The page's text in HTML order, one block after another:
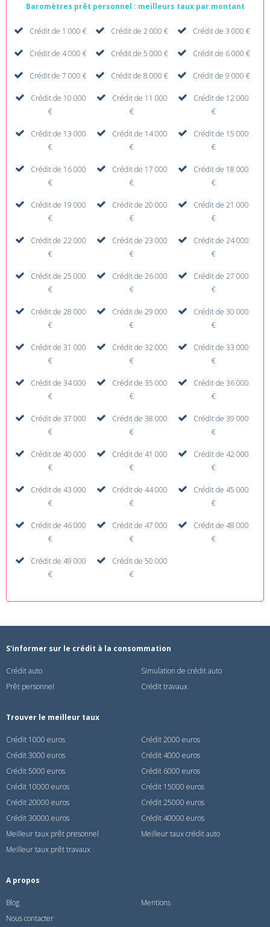
Baromètres prêt personnel : meilleurs taux par montant
Crédit de 1 000 € Crédit de 2 000 € Crédit de 3 000 €
Crédit de 4 000 € Crédit de 5 000 € Crédit de 6 000 €
Crédit de 7 000 € Crédit de 8 000 € Crédit de 9 000 €
Crédit de 10 000
€
Crédit de 11 000
€
Crédit de 12 000
€
Crédit de 13 000
€
Crédit de 14 000
€
Crédit de 15 000
€
Crédit de 16 000
€
Crédit de 17 000
€
Crédit de 18 000
€
Crédit de 19 000
€
Crédit de 20 000
€
Crédit de 21 000
€
Crédit de 22 000
€
Crédit de 23 000
€
Crédit de 24 000
€
Crédit de 25 000
€
Crédit de 26 000
€
Crédit de 27 000
€
Crédit de 28 000
€
Crédit de 29 000
€
Crédit de 30 000
€
Crédit de 31 000
€
Crédit de 32 000
€
Crédit de 33 000
€
Crédit de 34 000
€
Crédit de 35 000
€
Crédit de 36 000
€
Crédit de 37 000
€
Crédit de 38 000
€
Crédit de 39 000
€
Crédit de 40 000
€
Crédit de 41 000
€
Crédit de 42 000
€
Crédit de 43 000
€
Crédit de 44 000
€
Crédit de 45 000
€
Crédit de 46 000
€
Crédit de 47 000
€
Crédit de 48 000
€
Crédit de 49 000
€
Crédit de 50 000
€
S'informer sur le crédit à la consommation
Crédit auto
Simulation de crédit auto
Prêt personnel
Crédit travaux
Trouver le meilleur taux
Crédit 1000 euros
Crédit 2000 euros
Crédit 3000 euros
Crédit 4000 euros
Crédit 5000 euros
Crédit 6000 euros
Crédit 10000 euros
Crédit 15000 euros
Crédit 20000 euros
Crédit 25000 euros
Crédit 30000 euros
Crédit 40000 euros
Meilleur taux prêt presonnel
Meilleur taux crédit auto
Meilleur taux prêt travaux
A propos
Blog
Mentions
Nous contacter